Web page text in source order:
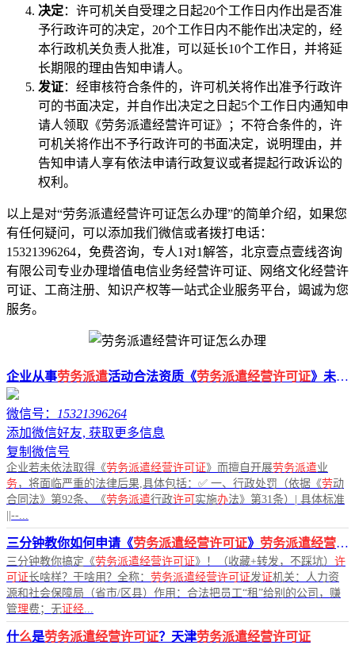
决定：许可机关自受理之日起20个工作日内作出是否准
予行政许可的决定，20个工作日内不能作出决定的，经
本行政机关负责人批准，可以延长10个工作日，并将延
长期限的理由告知申请人。
发证：经审核符合条件的，许可机关将作出准予行政许
可的书面决定，并自作出决定之日起5个工作日内通知申
请人领取《劳务派遣经营许可证》；不符合条件的，许
可机关将作出不予行政许可的书面决定，说明理由，并
告知申请人享有依法申请行政复议或者提起行政诉讼的
权利。
以上是对“劳务派遣经营许可证怎么办理”的简单介绍，如果您
有任何疑问，可以添加我们微信或者拨打电话：
15321396264，免费咨询，专人1对1解答，北京壹点壹线咨询
有限公司专业办理增值电信业务经营许可证、网络文化经营许
可证、工商注册、知识产权等一站式企业服务平台，竭诚为您
服务。
企业从事劳务派遣活动合法资质《劳务派遣经营许可证》未办
微信号：
15321396264
添加微信好友, 获取更多信息
复制微信号
企业若未依法取得《劳务派遣经营许可证》而擅自开展劳务派遣业
务，将面临严重的法律后果,具体包括：✅ 一、行政处罚（依据《劳动
合同法》第92条、《劳务派遣行政许可 实施办法》第31条）| 具体标准
||--...
三分钟教你如何申请《劳务派遣经营许可证》 劳务派遣经营许可证
三分钟教你搞定《劳务派遣经营许可证》！（收藏+转发，不踩坑） 许
可证长啥样？干啥用？全称： 劳务派遣经营许可证发证机关：人力资
源和社会保障局（省市/区县）作用：合法把员工“租”给别的公司，赚
管理费；无证经...
什么是劳务派遣经营许可证？天津劳务派遣经营许可证